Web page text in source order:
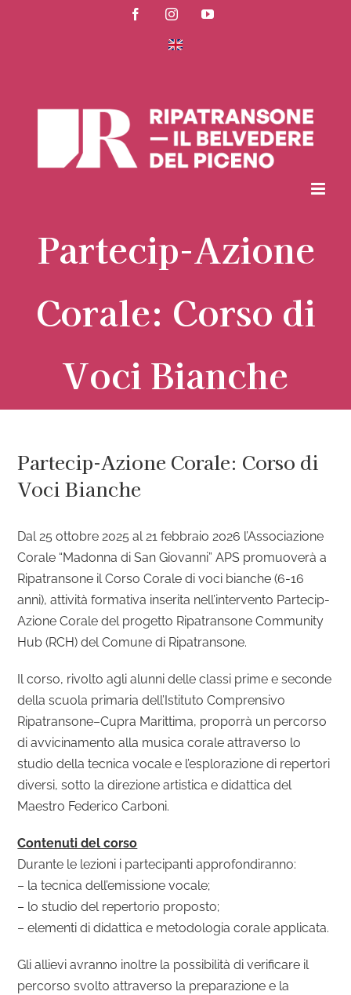
FacebookInstagramYouTube
Partecip-Azione
Corale: Corso di
Voci Bianche
Partecip-Azione Corale: Corso di
Voci Bianche
Dal 25 ottobre 2025 al 21 febbraio 2026 l’Associazione
Corale “Madonna di San Giovanni” APS promuoverà a
Ripatransone il Corso Corale di voci bianche (6-16
anni), attività formativa inserita nell’intervento Partecip-
Azione Corale del progetto Ripatransone Community
Hub (RCH) del Comune di Ripatransone.
Il corso, rivolto agli alunni delle classi prime e seconde
della scuola primaria dell’Istituto Comprensivo
Ripatransone–Cupra Marittima, proporrà un percorso
di avvicinamento alla musica corale attraverso lo
studio della tecnica vocale e l’esplorazione di repertori
diversi, sotto la direzione artistica e didattica del
Maestro Federico Carboni.
Contenuti del corso
Durante le lezioni i partecipanti approfondiranno:
– la tecnica dell’emissione vocale;
– lo studio del repertorio proposto;
– elementi di didattica e metodologia corale applicata.
Gli allievi avranno inoltre la possibilità di verificare il
percorso svolto attraverso la preparazione e la